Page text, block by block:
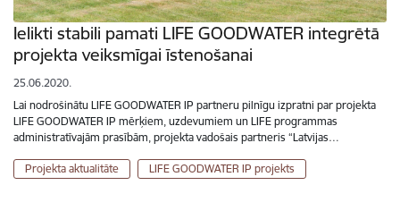
Ielikti stabili pamati LIFE GOODWATER integrētā
projekta veiksmīgai īstenošanai
25.06.2020.
Lai nodrošinātu LIFE GOODWATER IP partneru pilnīgu izpratni par projekta
LIFE GOODWATER IP mērķiem, uzdevumiem un LIFE programmas
administratīvajām prasībām, projekta vadošais partneris “Latvijas…
Projekta aktualitāte LIFE GOODWATER IP projekts